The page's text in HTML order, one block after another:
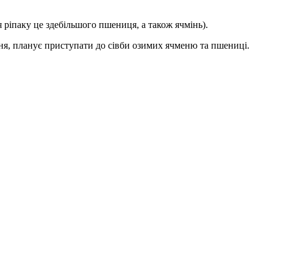
це здебільшого пшениця, а також ячмінь).
планує приступати до сівби озимих ячменю та пшениці.